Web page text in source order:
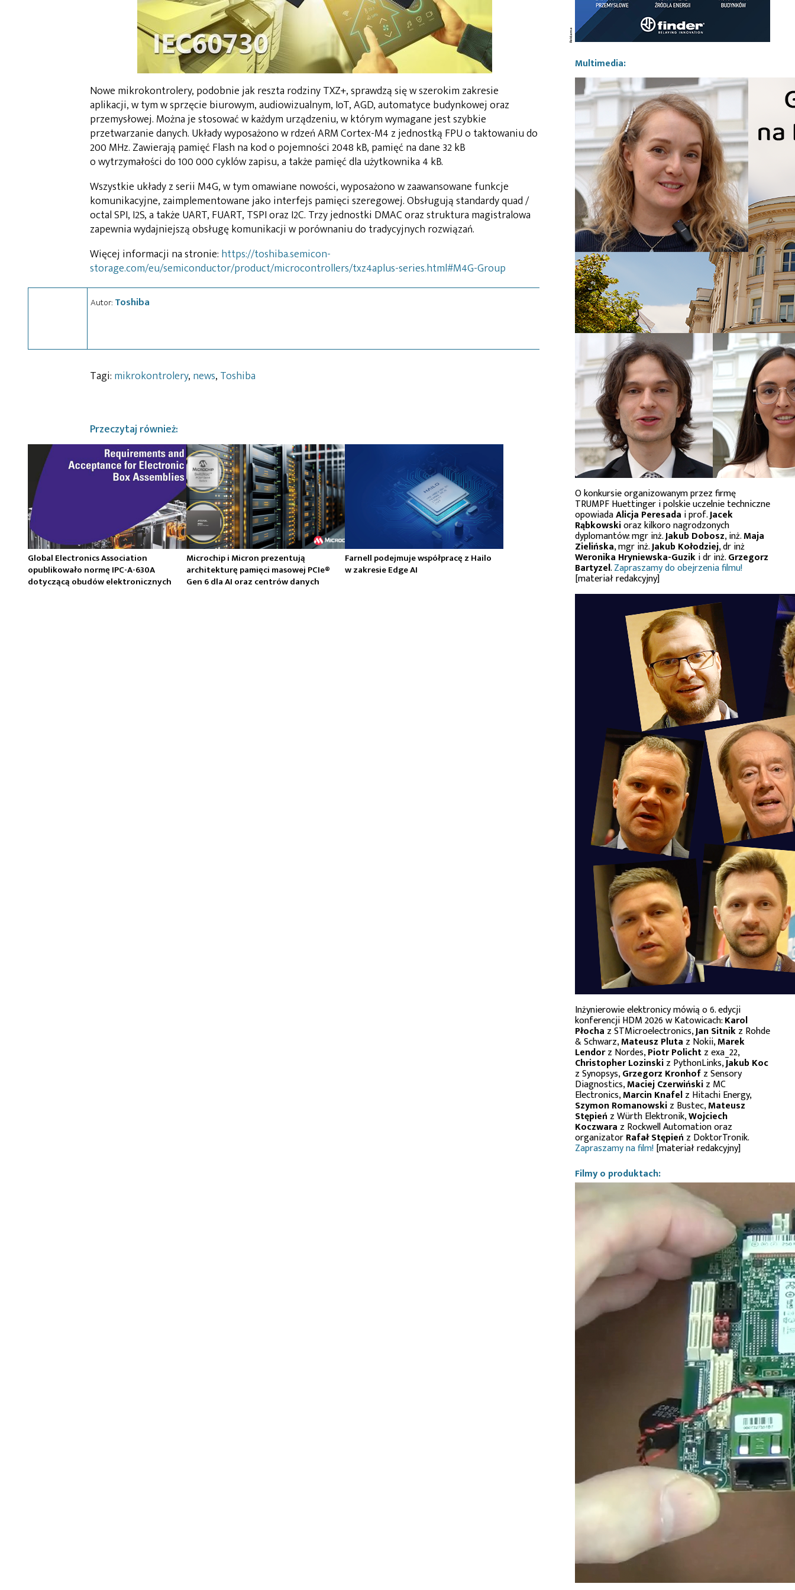
Nowe mikrokontrolery, podobnie jak reszta rodziny TXZ+, sprawdzą się w szerokim zakresie
aplikacji, w tym w sprzęcie biurowym, audiowizualnym, IoT, AGD, automatyce budynkowej oraz
przemysłowej. Można je stosować w każdym urządzeniu, w którym wymagane jest szybkie
przetwarzanie danych. Układy wyposażono w rdzeń ARM Cortex-M4 z jednostką FPU o taktowaniu do
200 MHz. Zawierają pamięć Flash na kod o pojemności 2048 kB, pamięć na dane 32 kB
o wytrzymałości do 100 000 cyklów zapisu, a także pamięć dla użytkownika 4 kB.
Wszystkie układy z serii M4G, w tym omawiane nowości, wyposażono w zaawansowane funkcje
komunikacyjne, zaimplementowane jako interfejs pamięci szeregowej. Obsługują standardy quad /
octal SPI, I2S, a także UART, FUART, TSPI oraz I2C. Trzy jednostki DMAC oraz struktura magistralowa
zapewnia wydajniejszą obsługę komunikacji w porównaniu do tradycyjnych rozwiązań.
Więcej informacji na stronie: https://toshiba.semicon-
storage.com/eu/semiconductor/product/microcontrollers/txz4aplus-series.html#M4G-Group
Autor: Toshiba
Tagi: mikrokontrolery, news, Toshiba
Przeczytaj również:
Global Electronics Association
opublikowało normę IPC-A-630A
dotyczącą obudów elektronicznych
Microchip i Micron prezentują
architekturę pamięci masowej PCIe®
Gen 6 dla AI oraz centrów danych
Farnell podejmuje współpracę z Hailo
w zakresie Edge AI
Multimedia:
O konkursie organizowanym przez firmę
TRUMPF Huettinger i polskie uczelnie techniczne
opowiadaAlicja Peresada i prof.Jacek
Rąbkowskioraz kilkoro nagrodzonych
dyplomantów: mgr inż.Jakub Dobosz, inż.Maja
Zielińska, mgr inż.Jakub Kołodziej, dr inż
Weronika Hryniewska-Guziki dr inż.Grzegorz
Bartyzel.Zapraszamy do obejrzenia filmu!
[materiał redakcyjny]
Inżynierowie elektronicy mówią o 6. edycji
konferencji HDM 2026 w Katowicach:Karol
Płocha z STMicroelectronics,Jan Sitnikz Rohde
& Schwarz,Mateusz Pluta z Nokii,Marek
Lendorz Nordes,Piotr Polichtz exa_22,
Christopher Lozinskiz PythonLinks,Jakub Koc
z Synopsys,Grzegorz Kronhofz Sensory
Diagnostics,Maciej Czerwińskiz MC
Electronics,Marcin Knafelz Hitachi Energy,
Szymon Romanowskiz Bustec,Mateusz
Stępień z Würth Elektronik,Wojciech
Koczwara z Rockwell Automation oraz
organizatorRafał Stępień z DoktorTronik.
Zapraszamy na film![materiał redakcyjny]
Filmy o produktach: